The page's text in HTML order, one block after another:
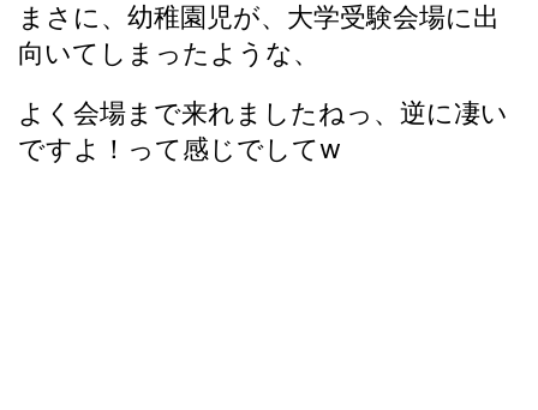
まさに、幼稚園児が、大学受験会場に出
向いてしまったような、
よく会場まで来れましたねっ、逆に凄い
ですよ！って感じでしてw